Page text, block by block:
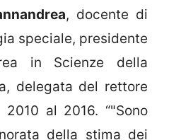
, docente di
speciale, presidente
in Scienze della
delegata del rettore
al 2016. “"Sono
della stima dei